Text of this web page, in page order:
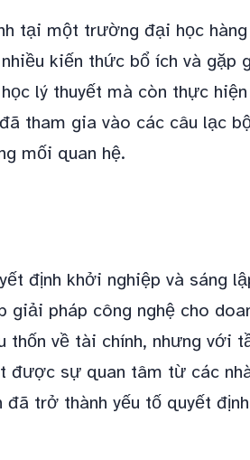
tại một trường đại học
kiến thức bổ ích và gặp
lý thuyết mà còn thực
tham gia vào các câu lạc
mối quan hệ.
định khởi nghiệp và sáng
giải pháp công nghệ cho
thốn về tài chính, nhưng với
được sự quan tâm từ các
trở thành yếu tố quyết